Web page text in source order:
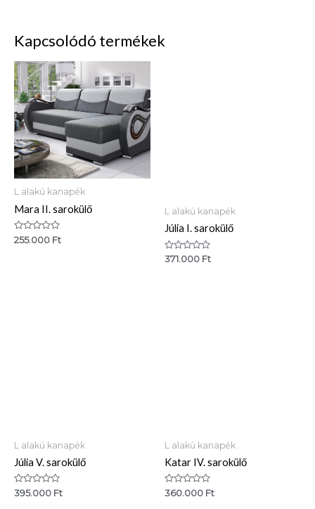
Kapcsolódó termékek
L alakú kanapék
Mara II. sarokülő
Értékelés:
0
255.000 Ft
L alakú kanapék
Júlia I. sarokülő
Értékelés:
371.000 Ft
L alakú kanapék
Júlia V. sarokülő
Értékelés:
395.000 Ft
L alakú kanapék
Katar IV. sarokülő
Értékelés:
360.000 Ft